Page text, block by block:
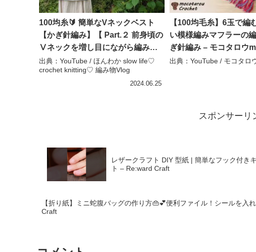
100均糸🔰 簡単なVネックベスト
【かぎ針編み】【 Part.２ 前身頃の
Ⅴネックを増し目にながら編みま
す♪ 】crochet V-neck lacy top ～
編み物 Vlog 203～ – ほんわか slow
life♡ crochet knitting♡ 編み物
出典：YouTube / ほんわか slow life♡
crochet knitting♡ 編み物Vlog
2024.06.25
【100均毛糸】6玉で編
い模様編みマフラーの
ぎ針編み – モコタロウ
出典：YouTube / モコタロ
スポンサーリ
レザークラフト DIY 型紙 | 簡単なフック付き
ト – Re:ward Craft
【折り紙】ミニ蛇腹バッグの作り方👜💕便利ファイル！シールを入
Craft